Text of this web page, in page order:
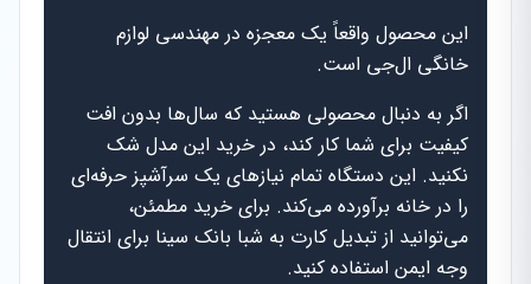
این محصول واقعاً یک معجزه در مهندسی لوازم
خانگی ال‌جی است.
اگر به دنبال محصولی هستید که سال‌ها بدون افت
کیفیت برای شما کار کند، در خرید این مدل شک
نکنید. این دستگاه تمام نیازهای یک سرآشپز حرفه‌ای
را در خانه برآورده می‌کند. برای خرید مطمئن،
می‌توانید از تبدیل کارت به شبا بانک سینا برای انتقال
وجه ایمن استفاده کنید.